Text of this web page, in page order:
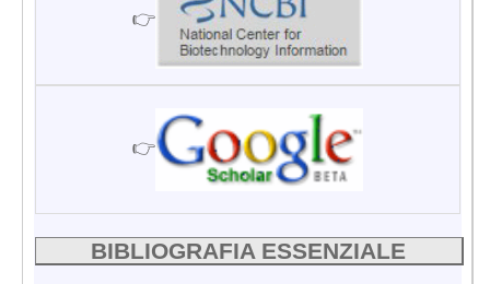
👉
👉
BIBLIOGRAFIA ESSENZIALE